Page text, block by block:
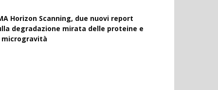
Horizon Scanning, due nuovi report
degradazione mirata delle proteine e
microgravità